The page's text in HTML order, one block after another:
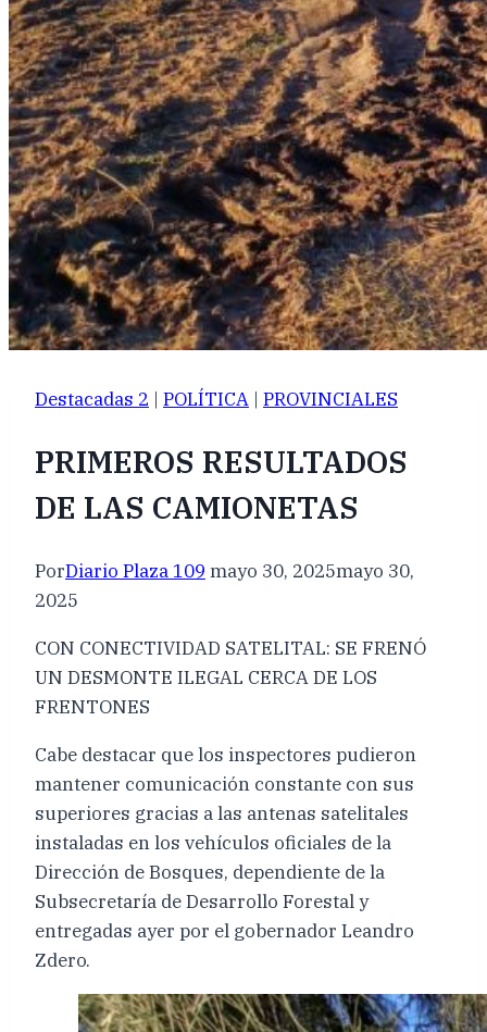
Destacadas 2 | POLÍTICA | PROVINCIALES
PRIMEROS RESULTADOS
DE LAS CAMIONETAS
PorDiario Plaza 109 mayo 30, 2025mayo 30,
2025
CON CONECTIVIDAD SATELITAL: SE FRENÓ
UN DESMONTE ILEGAL CERCA DE LOS
FRENTONES
Cabe destacar que los inspectores pudieron
mantener comunicación constante con sus
superiores gracias a las antenas satelitales
instaladas en los vehículos oficiales de la
Dirección de Bosques, dependiente de la
Subsecretaría de Desarrollo Forestal y
entregadas ayer por el gobernador Leandro
Zdero.